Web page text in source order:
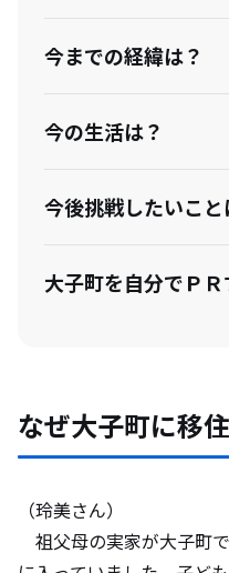
今までの経緯は？
今の生活は？
今後挑戦したいこと
大子町を自分でＰ
なぜ大子町に移
（玲美さん）
祖父母の実家が大子町